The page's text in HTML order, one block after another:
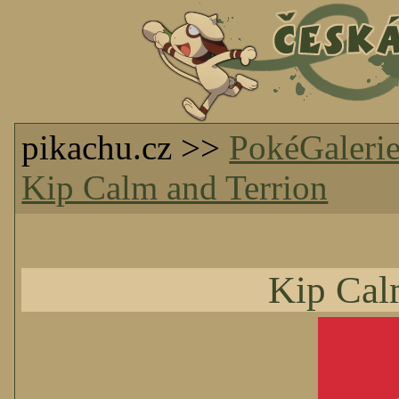
pikachu.cz >>
Kip Calm and Terrion
Kip